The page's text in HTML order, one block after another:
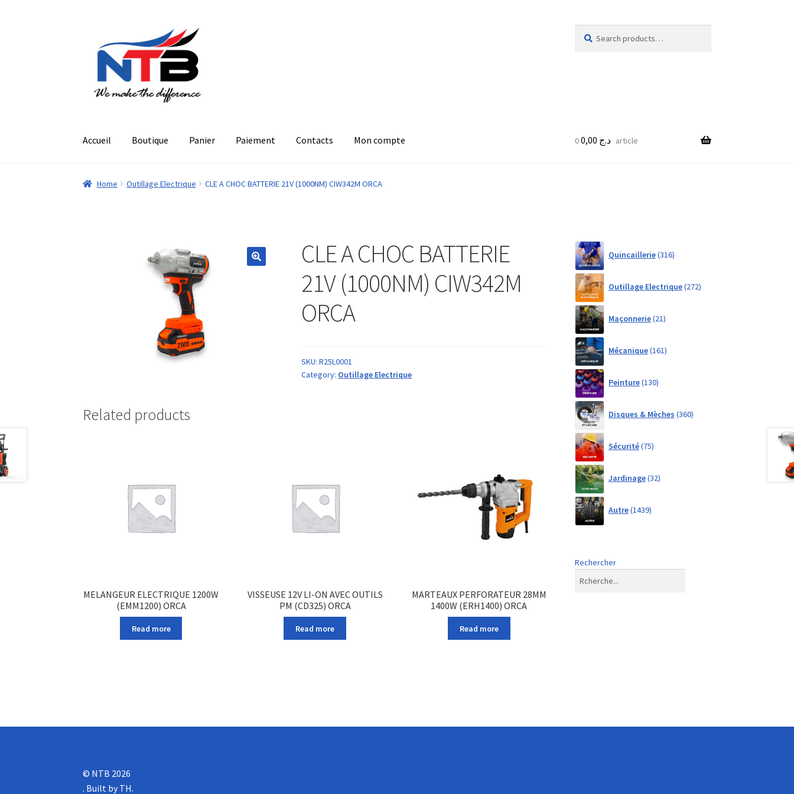
navigation
contenu
for:
Accueil Boutique Panier Paiement Contacts Mon compte د.ج 0 article
Home Outillage Electrique CLE A CHOC BATTERIE 21V (1000NM) CIW342M ORCA
CLE A CHOC BATTERIE
21V (1000NM) CIW342M
ORCA
SKU:R25L0001
Category: Outillage Electrique
Related products
MELANGEUR ELECTRIQUE 1200W
(EMM1200) ORCA
Read more
VISSEUSE 12V LI-ON AVEC OUTILS
PM (CD325) ORCA
Read more
MARTEAUX PERFORATEUR 28MM
1400W (ERH1400) ORCA
Read more
Quincaillerie 316products
Outillage Electrique 272products
Maçonnerie 21products
Mécanique 161products
Peinture 130products
Disques & Mèches 360products
Sécurité 75products
Jardinage 32products
Autre 1439products
Rechercher
© NTB 2026
.